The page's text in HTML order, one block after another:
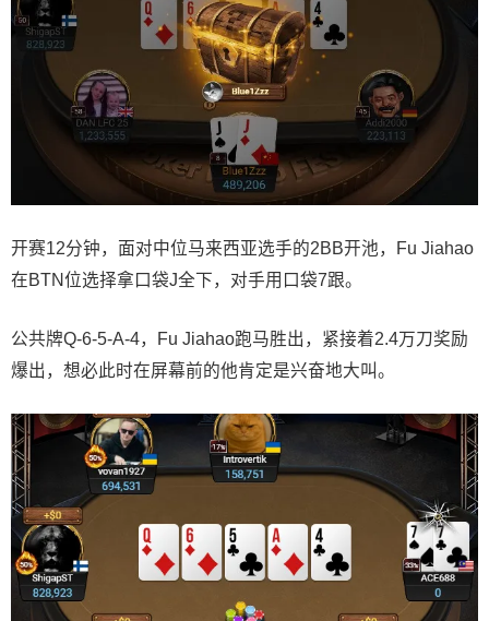
开赛12分钟，面对中位马来西亚选手的2BB开池，Fu Jiahao
在BTN位选择拿口袋J全下，对手用口袋7跟。
公共牌Q-6-5-A-4，Fu Jiahao跑马胜出，紧接着2.4万刀奖励
爆出，想必此时在屏幕前的他肯定是兴奋地大叫。